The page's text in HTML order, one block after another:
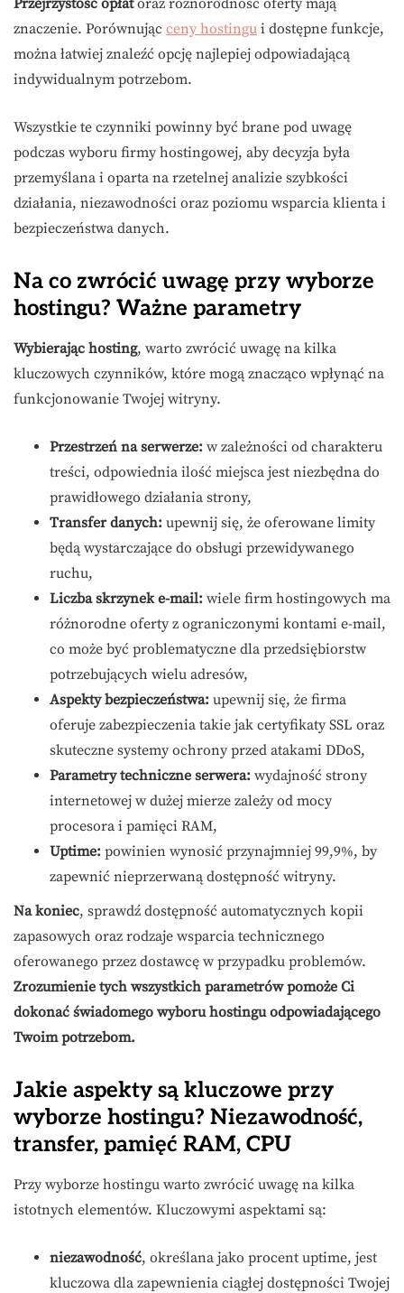
znaczenie. Porównując ceny hostingu i dostępne funkcje,
można łatwiej znaleźć opcję najlepiej odpowiadającą
indywidualnym potrzebom.
Wszystkie te czynniki powinny być brane pod uwagę
podczas wyboru firmy hostingowej, aby decyzja była
przemyślana i oparta na rzetelnej analizie szybkości
działania, niezawodności oraz poziomu wsparcia klienta i
bezpieczeństwa danych.
Na co zwrócić uwagę przy wyborze
hostingu? Ważne parametry
Wybierając hosting, warto zwrócić uwagę na kilka
kluczowych czynników, które mogą znacząco wpłynąć na
funkcjonowanie Twojej witryny.
Przestrzeń na serwerze: w zależności od charakteru
treści, odpowiednia ilość miejsca jest niezbędna do
prawidłowego działania strony,
Transfer danych: upewnij się, że oferowane limity
będą wystarczające do obsługi przewidywanego
ruchu,
Liczba skrzynek e-mail: wiele firm hostingowych ma
różnorodne oferty z ograniczonymi kontami e-mail,
co może być problematyczne dla przedsiębiorstw
potrzebujących wielu adresów,
Aspekty bezpieczeństwa: upewnij się, że firma
oferuje zabezpieczenia takie jak certyfikaty SSL oraz
skuteczne systemy ochrony przed atakami DDoS,
Parametry techniczne serwera: wydajność strony
internetowej w dużej mierze zależy od mocy
procesora i pamięci RAM,
Uptime: powinien wynosić przynajmniej 99,9%, by
zapewnić nieprzerwaną dostępność witryny.
Na koniec, sprawdź dostępność automatycznych kopii
zapasowych oraz rodzaje wsparcia technicznego
oferowanego przez dostawcę w przypadku problemów.
Zrozumienie tych wszystkich parametrów pomoże Ci
dokonać świadomego wyboru hostingu odpowiadającego
Twoim potrzebom.
Jakie aspekty są kluczowe przy
wyborze hostingu? Niezawodność,
transfer, pamięć RAM, CPU
Przy wyborze hostingu warto zwrócić uwagę na kilka
istotnych elementów. Kluczowymi aspektami są:
niezawodność, określana jako procent uptime, jest
kluczowa dla zapewnienia ciągłej dostępności Twojej